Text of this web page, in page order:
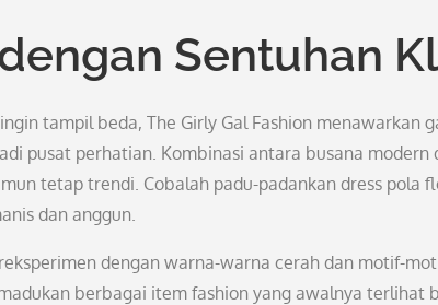
Sentuhan
tampil beda, The Girly Gal Fashion menawarkan
pusat perhatian. Kombinasi antara busana modern
tetap trendi. Cobalah padu-padankan dress pola
dan anggun.
dengan warna-warna cerah dan motif-
berbagai item fashion yang awalnya terlihat